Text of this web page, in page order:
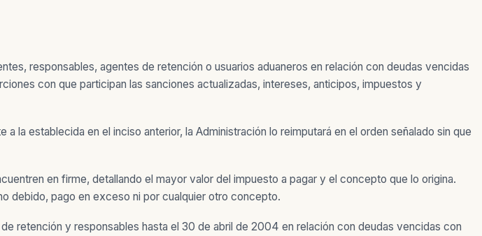
responsables, agentes de retención o usuarios aduaneros en relación con deudas vencidas
con que participan las sanciones actualizadas, intereses, anticipos, impuestos y
establecida en el inciso anterior, la Administración lo reimputará en el orden señalado sin que
en firme, detallando el mayor valor del impuesto a pagar y el concepto que lo origina.
debido, pago en exceso ni por cualquier otro concepto.
retención y responsables hasta el 30 de abril de 2004 en relación con deudas vencidas con